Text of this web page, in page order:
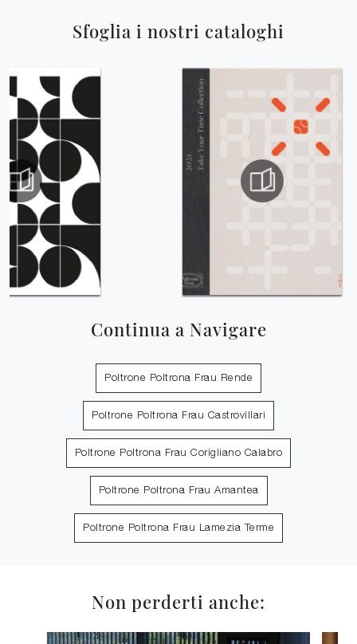
Sfoglia i nostri cataloghi
Continua a Navigare
Poltrone Poltrona Frau Rende
Poltrone Poltrona Frau Castrovillari
Poltrone Poltrona Frau Corigliano Calabro
Poltrone Poltrona Frau Amantea
Poltrone Poltrona Frau Lamezia Terme
Non perderti anche: